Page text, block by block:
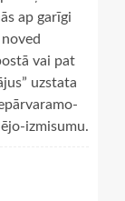
ap garīgi
vai pat
uzstata
izmisumu.